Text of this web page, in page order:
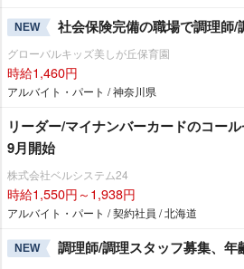
NEW 社会保険完備の職場で調理師/
グローバルキッズ美しが丘保育園
時給1,460円
アルバイト・パート / 神奈川県
リーダー/マイナンバーカードのコー
9月開始
株式会社ベルシステム24
時給1,550円～1,938円
アルバイト・パート / 契約社員 / 北海道
NEW 調理師/調理スタッフ募集、年